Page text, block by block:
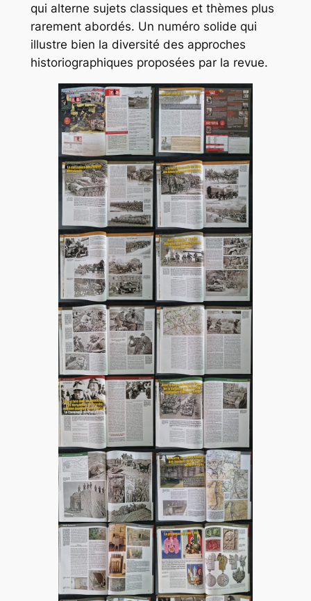
qui alterne sujets classiques et thèmes plus
rarement abordés. Un numéro solide qui
illustre bien la diversité des approches
historiographiques proposées par la revue.